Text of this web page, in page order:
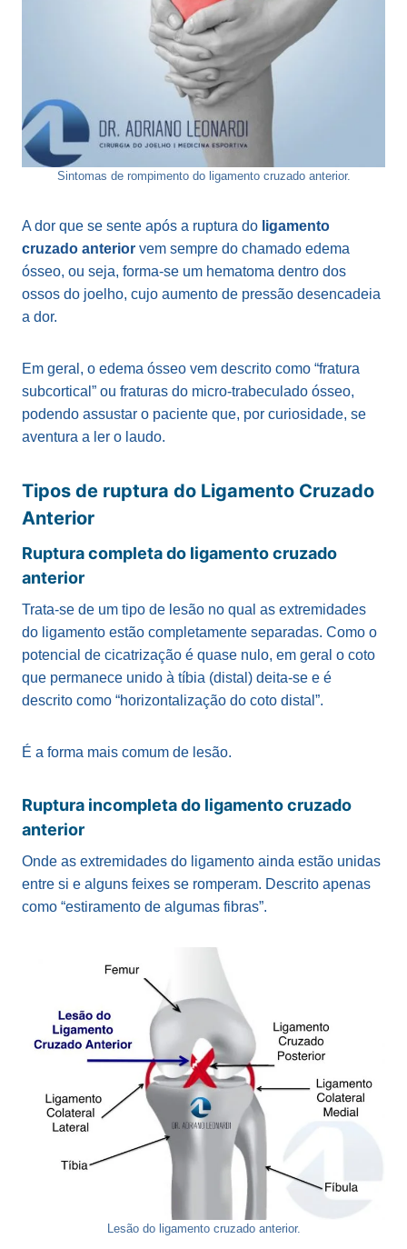
Sintomas de rompimento do ligamento cruzado anterior.
A dor que se sente após a ruptura do ligamento
cruzado anterior vem sempre do chamado edema
ósseo, ou seja, forma-se um hematoma dentro dos
ossos do joelho, cujo aumento de pressão desencadeia
a dor.
Em geral, o edema ósseo vem descrito como “fratura
subcortical” ou fraturas do micro-trabeculado ósseo,
podendo assustar o paciente que, por curiosidade, se
aventura a ler o laudo.
Tipos de ruptura do Ligamento Cruzado
Anterior
Ruptura completa do ligamento cruzado
anterior
Trata-se de um tipo de lesão no qual as extremidades
do ligamento estão completamente separadas. Como o
potencial de cicatrização é quase nulo, em geral o coto
que permanece unido à tíbia (distal) deita-se e é
descrito como “horizontalização do coto distal”.
É a forma mais comum de lesão.
Ruptura incompleta do ligamento cruzado
anterior
Onde as extremidades do ligamento ainda estão unidas
entre si e alguns feixes se romperam. Descrito apenas
como “estiramento de algumas fibras”.
Lesão do ligamento cruzado anterior.